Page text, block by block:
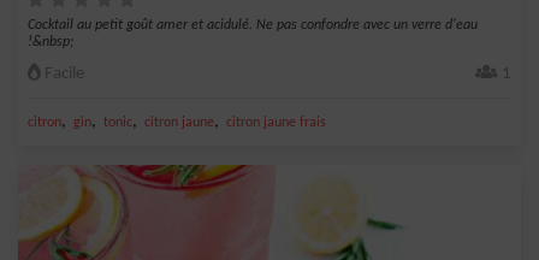
Cocktail au petit goût amer et acidulé. Ne pas confondre avec un verre d'eau
!&nbsp;
Facile 1
citron, gin, tonic, citron jaune, citron jaune frais